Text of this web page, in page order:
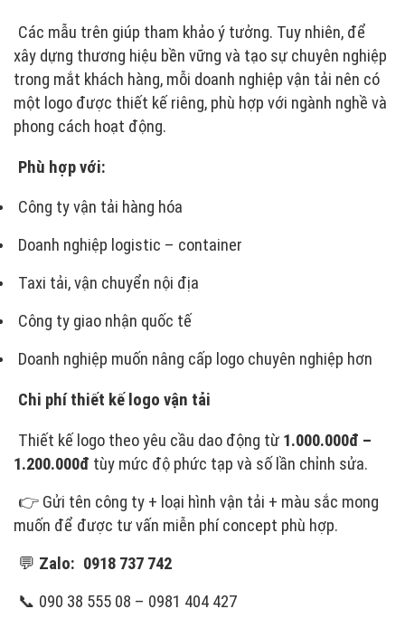
Các mẫu trên giúp tham khảo ý tưởng. Tuy nhiên, để
xây dựng thương hiệu bền vững và tạo sự chuyên nghiệp
trong mắt khách hàng, mỗi doanh nghiệp vận tải nên có
một logo được thiết kế riêng, phù hợp với ngành nghề và
phong cách hoạt động.
Phù hợp với:
Công ty vận tải hàng hóa
Doanh nghiệp logistic – container
Taxi tải, vận chuyển nội địa
Công ty giao nhận quốc tế
Doanh nghiệp muốn nâng cấp logo chuyên nghiệp hơn
Chi phí thiết kế logo vận tải
Thiết kế logo theo yêu cầu dao động từ 1.000.000đ –
1.200.000đ tùy mức độ phức tạp và số lần chỉnh sửa.
👉 Gửi tên công ty + loại hình vận tải + màu sắc mong
muốn để được tư vấn miễn phí concept phù hợp.
💬 Zalo: 0918 737 742
📞 090 38 555 08 – 0981 404 427